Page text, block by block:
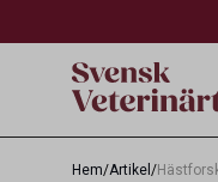
Hem/Artikel /